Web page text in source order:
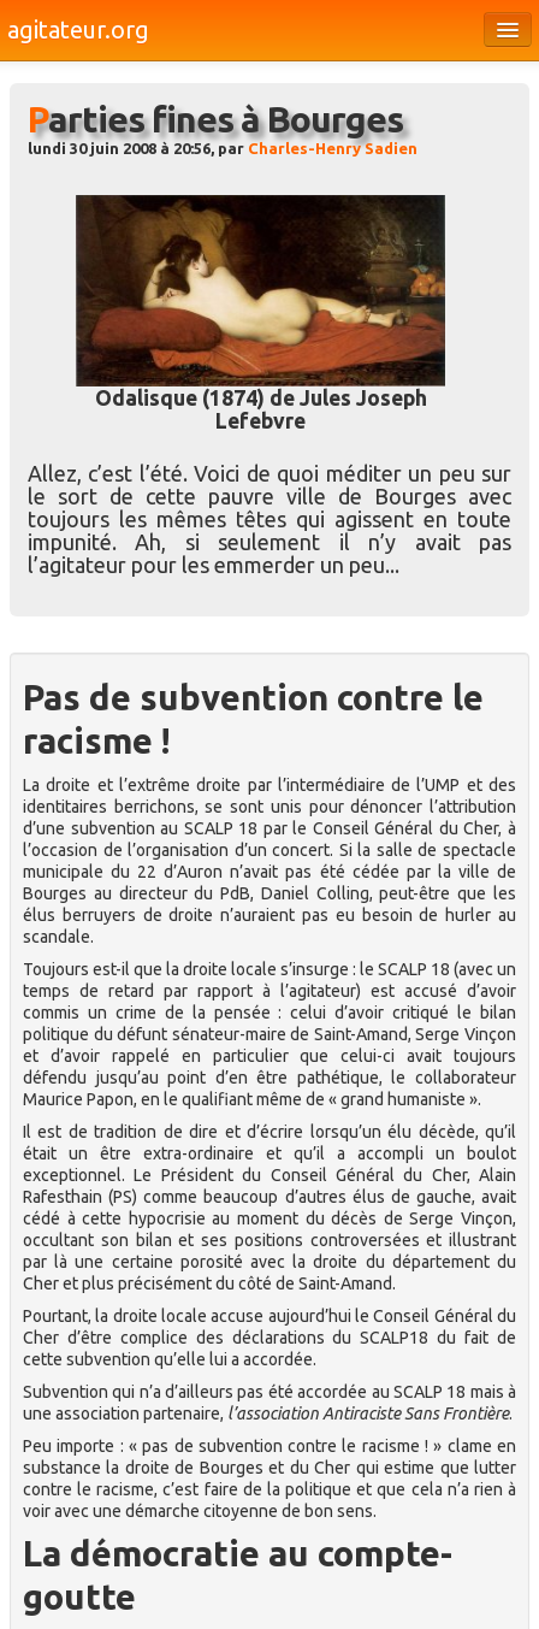
agitateur.org
Bourges & le Cher
Parties fines à Bourges
lundi 30 juin 2008 à 20:56, par Charles-Henry Sadien
Odalisque (1874) de Jules Joseph
Lefebvre
Allez, c’est l’été. Voici de quoi méditer un peu sur
le sort de cette pauvre ville de Bourges avec
toujours les mêmes têtes qui agissent en toute
impunité. Ah, si seulement il n’y avait pas
l’agitateur pour les emmerder un peu...
Pas de subvention contre le
racisme !
La droite et l’extrême droite par l’intermédiaire de l’UMP et des
identitaires berrichons, se sont unis pour dénoncer l’attribution
d’une subvention au SCALP 18 par le Conseil Général du Cher, à
l’occasion de l’organisation d’un concert. Si la salle de spectacle
municipale du 22 d’Auron n’avait pas été cédée par la ville de
Bourges au directeur du PdB, Daniel Colling, peut-être que les
élus berruyers de droite n’auraient pas eu besoin de hurler au
scandale.
Toujours est-il que la droite locale s’insurge : le SCALP 18 (avec un
temps de retard par rapport à l’agitateur) est accusé d’avoir
commis un crime de la pensée : celui d’avoir critiqué le bilan
politique du défunt sénateur-maire de Saint-Amand, Serge Vinçon
et d’avoir rappelé en particulier que celui-ci avait toujours
défendu jusqu’au point d’en être pathétique, le collaborateur
Maurice Papon, en le qualifiant même de « grand humaniste ».
Il est de tradition de dire et d’écrire lorsqu’un élu décède, qu’il
était un être extra-ordinaire et qu’il a accompli un boulot
exceptionnel. Le Président du Conseil Général du Cher, Alain
Rafesthain (PS) comme beaucoup d’autres élus de gauche, avait
cédé à cette hypocrisie au moment du décès de Serge Vinçon,
occultant son bilan et ses positions controversées et illustrant
par là une certaine porosité avec la droite du département du
Cher et plus précisément du côté de Saint-Amand.
Pourtant, la droite locale accuse aujourd’hui le Conseil Général du
Cher d’être complice des déclarations du SCALP18 du fait de
cette subvention qu’elle lui a accordée.
Subvention qui n’a d’ailleurs pas été accordée au SCALP 18 mais à
une association partenaire, l’association Antiraciste Sans Frontière.
Peu importe : « pas de subvention contre le racisme ! » clame en
substance la droite de Bourges et du Cher qui estime que lutter
contre le racisme, c’est faire de la politique et que cela n’a rien à
voir avec une démarche citoyenne de bon sens.
La démocratie au compte-
goutte